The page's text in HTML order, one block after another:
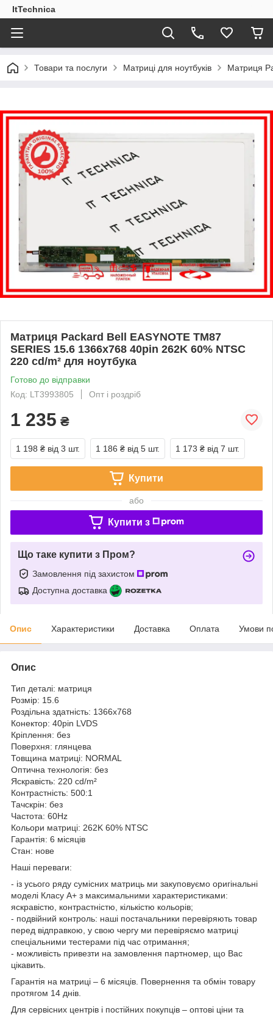
ItTechnica
Товари та послуги Матриці для ноутбуків Матриця
Матриця Packard Bell EASYNOTE TM87
SERIES 15.6 1366x768 40pin 262K 60% NTSC
220 cd/m² для ноутбука
Готово до відправки
Код: LT3993805
Опт і роздріб
1 235 ₴
1 198 ₴ від 3 шт. 1 186 ₴ від 5 шт. 1 173 ₴ від 7 шт.
Купити
або
Купити з
Що таке купити з Пром?
Замовлення під захистом
Доступна доставка
Опис Характеристики Доставка Оплата Умови
Опис
Тип деталі: матриця
Розмір: 15.6
Роздільна здатність: 1366x768
Конектор: 40pin LVDS
Кріплення: без
Поверхня: глянцева
Товщина матриці: NORMAL
Оптична технологія: без
Яскравість: 220 cd/m²
Контрастність: 500:1
Тачскрін: без
Частота: 60Hz
Кольори матриці: 262K 60% NTSC
Гарантія: 6 місяців
Стан: нове
Наші переваги:
- із усього ряду сумісних матриць ми закуповуємо оригінальні
моделі Класу А+ з максимальними характеристиками:
яскравістю, контрастністю, кількістю кольорів;
- подвійний контроль: наші постачальники перевіряють товар
перед відправкою, у свою чергу ми перевіряємо матриці
спеціальними тестерами під час отримання;
- можливість привезти на замовлення партномер, що Вас
цікавить.
Гарантія на матриці – 6 місяців. Повернення та обмін товару
протягом 14 днів.
Для сервісних центрів і постійних покупців – оптові ціни та